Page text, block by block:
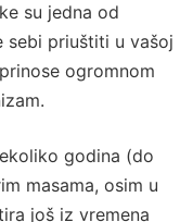
su jedna od
sebi priuštiti u vašoj
ogromnom
godina (do
masama, osim u
još iz vremena